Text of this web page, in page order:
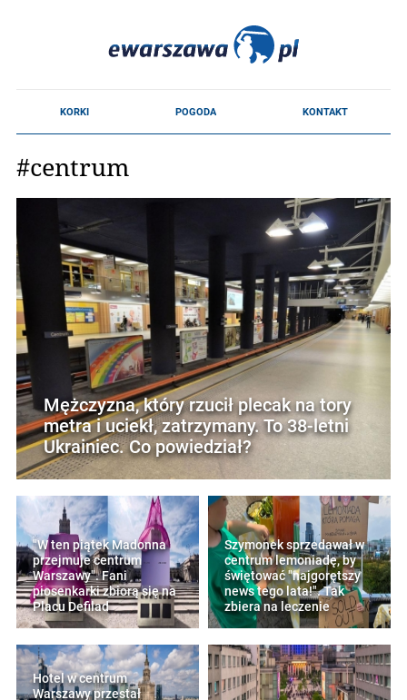
#centrum
Mężczyzna, który rzucił plecak na tory
metra i uciekł, zatrzymany. To 38-letni
Ukrainiec. Co powiedział?
"W ten piątek Madonna
przejmuje centrum
Warszawy". Fani
piosenkarki zbiorą się na
Placu Defilad
Szymonek sprzedawał w
centrum lemoniadę, by
świętować "najgorętszy
news tego lata!". Tak
zbiera na leczenie
Hotel w centrum
Warszawy przestał